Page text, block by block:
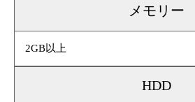
メモリー
2GB以上
HDD